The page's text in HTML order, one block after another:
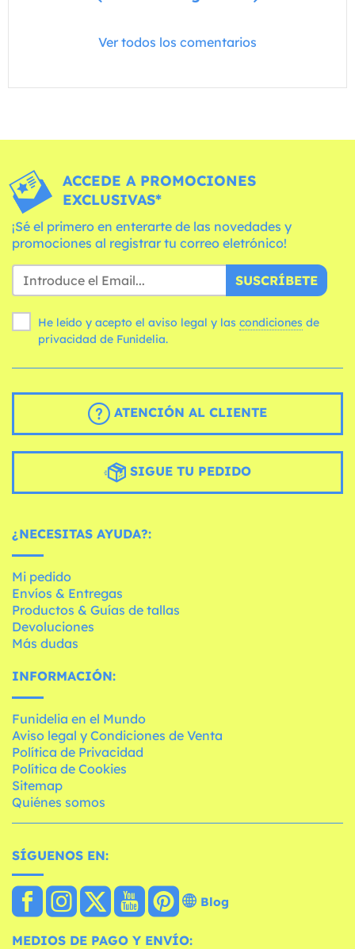
Ver todos los comentarios
ACCEDE A PROMOCIONES
EXCLUSIVAS*
¡Sé el primero en enterarte de las novedades y
promociones al registrar tu correo eletrónico!
SUSCRÍBETE
He leído y acepto el aviso legal y las condiciones
privacidad de Funidelia.
ATENCIÓN AL CLIENTE
SIGUE TU PEDIDO
¿NECESITAS AYUDA?:
Mi pedido
Envíos & Entregas
Productos & Guías de tallas
Devoluciones
Más dudas
INFORMACIÓN:
Funidelia en el Mundo
Aviso legal y Condiciones de Venta
Política de Privacidad
Política de Cookies
Sitemap
Quiénes somos
SÍGUENOS EN:
Blog
MEDIOS DE PAGO Y ENVÍO: